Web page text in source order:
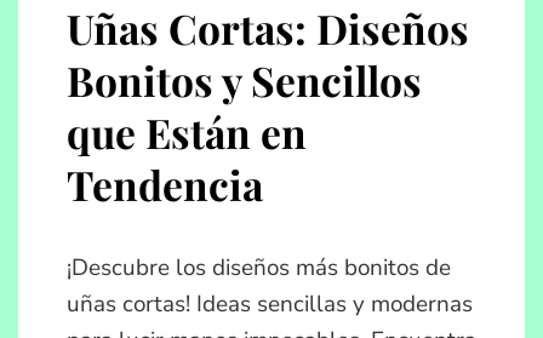
Uñas Cortas: Diseños
Bonitos y Sencillos
que Están en
Tendencia
¡Descubre los diseños más bonitos de
uñas cortas! Ideas sencillas y modernas